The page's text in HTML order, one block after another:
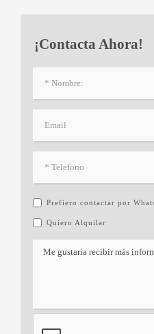
¡Contacta Ahora!
Prefiero contactar por
Quiero Alquilar